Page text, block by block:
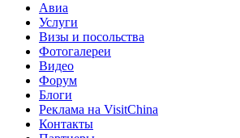
Авиа
Услуги
Визы и посольства
Фотогалереи
Видео
Форум
Блоги
Реклама на VisitChina
Контакты